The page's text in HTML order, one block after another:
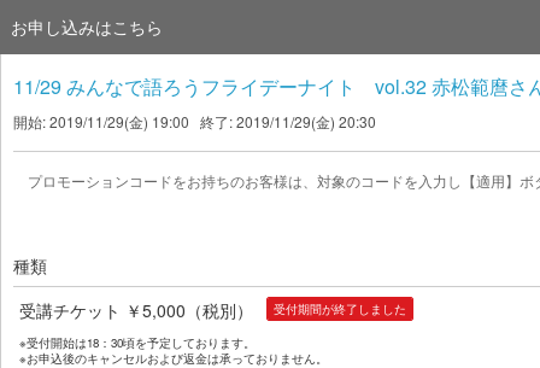
お申し込みはこちら
11/29 みんなで語ろうフライデーナイト vol.32 赤松範麿さ
開始: 2019/11/29(金) 19:00 終了: 2019/11/29(金) 20:30
プロモーションコードをお持ちのお客様は、対象のコードを入力し【適用】
種類
受講チケット ￥5,000（税別）
受付期間が終了しました
※受付開始は18：30頃を予定しております。
※お申込後のキャンセルおよび返金は承っておりません。